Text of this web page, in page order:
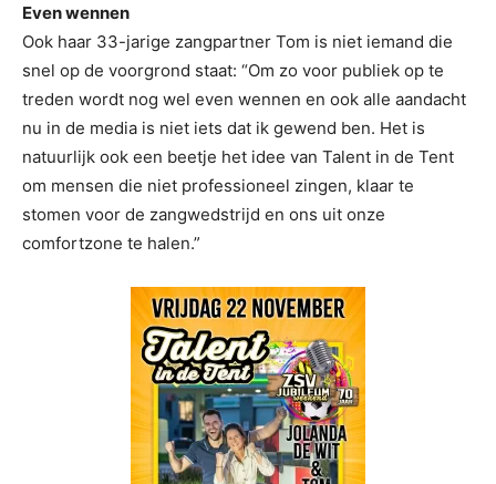
Even wennen
Ook haar 33-jarige zangpartner Tom is niet iemand die
snel op de voorgrond staat: “Om zo voor publiek op te
treden wordt nog wel even wennen en ook alle aandacht
nu in de media is niet iets dat ik gewend ben. Het is
natuurlijk ook een beetje het idee van Talent in de Tent
om mensen die niet professioneel zingen, klaar te
stomen voor de zangwedstrijd en ons uit onze
comfortzone te halen.”